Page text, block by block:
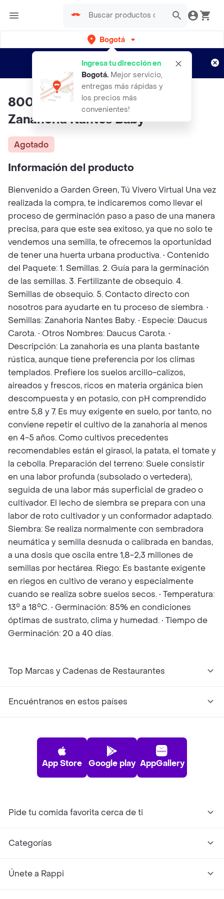
Bogotá
Ingresa tu dirección en
Bogotá. Mejor servicio,
entregas más rápidas y
los precios más
convenientes!
envíos gratis por semanas
Aplican TyC
800 Semillas Orgánicas De
Zanahoria Nantes Baby
Agotado
Información del producto
Bienvenido a Garden Green, Tú Vivero Virtual Una vez
realizada la compra, te indicaremos como llevar el
proceso de germinación paso a paso de una manera
precisa, para que este sea exitoso, ya que no solo te
vendemos una semilla, te ofrecemos la oportunidad
de tener una huerta urbana productiva. • Contenido
del Paquete: 1. Semillas. 2. Guía para la germinación
de las semillas. 3. Fertilizante de obsequio. 4.
Semillas de obsequio. 5. Contacto directo con
nosotros para ayudarte en tu proceso de siembra. •
Semillas: Zanahoria Nantes Baby. • Especie: Daucus
Carota. • Otros Nombres: Daucus Carota. •
Descripción: La zanahoria es una planta bastante
rústica, aunque tiene preferencia por los climas
templados. Prefiere los suelos arcillo-calizos,
aireados y frescos, ricos en materia orgánica bien
descompuesta y en potasio, con pH comprendido
entre 5,8 y 7. Es muy exigente en suelo, por tanto, no
conviene repetir el cultivo de la zanahoria al menos
en 4-5 años. Como cultivos precedentes
recomendables están el girasol, la patata, el tomate y
la cebolla. Preparación del terreno: Suele consistir
en una labor profunda (subsolado o vertedera),
seguida de una labor más superficial de gradeo o
cultivador. El lecho de siembra se prepara con una
labor de roto cultivador y un conformador adaptado.
Siembra: Se realiza normalmente con sembradora
neumática y semilla desnuda o calibrada en bandas,
a una dosis que oscila entre 1,8-2,3 millones de
semillas por hectárea. Riego: Es bastante exigente
en riegos en cultivo de verano y especialmente
cuando se realiza sobre suelos secos. • Temperatura:
13° a 18°C. • Germinación: 85% en condiciones
óptimas de sustrato, clima y humedad. • Tiempo de
Germinación: 20 a 40 días.
Top Marcas y Cadenas de Restaurantes
Encuéntranos en estos países
App Store Google play AppGallery
Pide tu comida favorita cerca de ti
Categorías
Únete a Rappi